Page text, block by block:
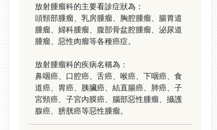
放射腫瘤科的主要看診症狀為：
頭頸部腫瘤、乳房腫瘤、胸腔腫瘤、腸胃道
腫瘤、婦科腫瘤、腹部骨盆腔腫瘤、泌尿道
腫瘤、惡性肉瘤等各種癌症。
放射腫瘤科的疾病名稱為：
鼻咽癌、口腔癌、舌癌、喉癌、下咽癌、食
道癌、胃癌、胰臟癌、結直腸癌、肺癌、子
宮頸癌、子宮內膜癌、腦部惡性腫瘤、攝護
腺癌、膀胱癌等惡性腫瘤。